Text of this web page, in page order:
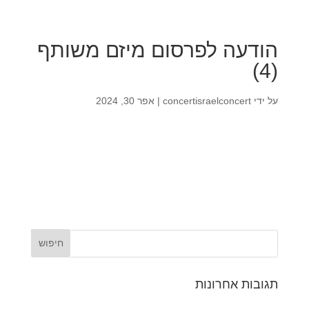
הודעה לפרסום מיזם משותף
(4)
על ידי concertisraelconcert
| אפר 30, 2024
תגובות אחרונות